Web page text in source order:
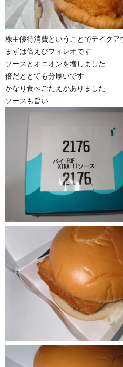
株主優待消費ということでテイクア
まずは倍えびフィレオです
ソースとオニオンを増しました
倍だととても分厚いです
かなり食べごたえがありました
ソースも旨い